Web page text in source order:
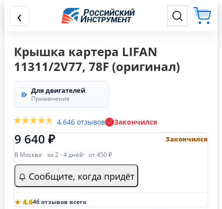
‹
Крышка картера LIFAN
11311/2V77, 78F (оригинал)
Для двигателей
Применение
4.646 отзывов Закончился
9 640 ₽ Закончился
В Москва за 2 - 4 дней от 450 ₽
Сообщите, когда придёт
★ 4.646 отзывов всего